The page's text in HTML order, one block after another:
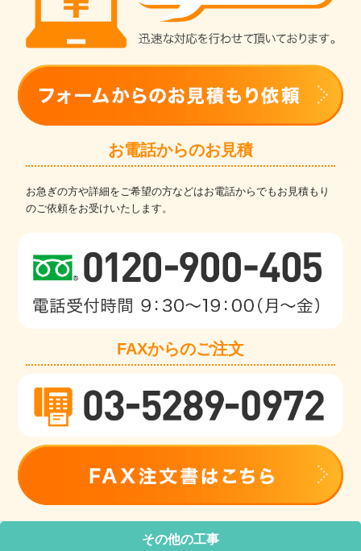
お電話からのお見積
お急ぎの方や詳細をご希望の方などはお電話からでもお見積もり
のご依頼をお受けいたします。
FAXからのご注文
その他の工事